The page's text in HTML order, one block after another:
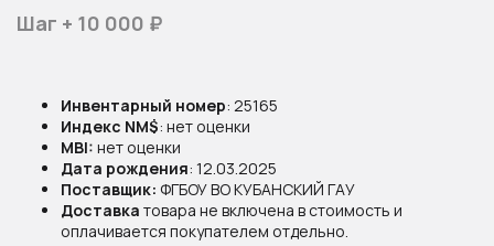
Шаг + 10 000 ₽
Инвентарный номер: 25165
Индекс NM$: нет оценки
MBI: нет оценки
Дата рождения: 12.03.2025
Поставщик: ФГБОУ ВО КУБАНСКИЙ ГАУ
Доставка товара не включена в стоимость и
оплачивается покупателем отдельно.
Рекомендации к применению
Племенным станциям по разведению
быков для заказных спариваний,
Эмбриональным центрам для
получения эмбрионов с высокой
генетикой и использования их в